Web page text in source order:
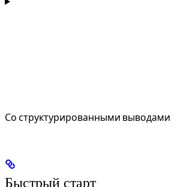
Со структурированными выводами
Быстрый старт